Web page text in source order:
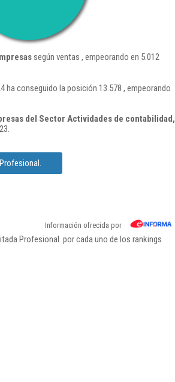
según ventas , empeorando en 5.012
ha conseguido la posición 13.578 , empeorando
del Sector Actividades de contabilidad,
Información ofrecida por
Profesional. por cada uno de los rankings